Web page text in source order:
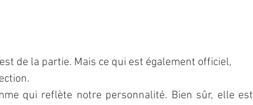
de la partie. Mais ce qui est également officiel,
qui reflète notre personnalité. Bien sûr, elle est